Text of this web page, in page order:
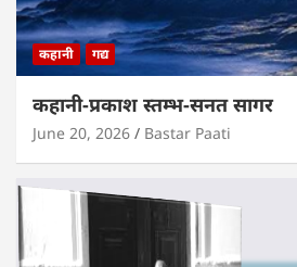
कहानी गद्य
कहानी-प्रकाश स्तम्भ-सनत सागर
June 20, 2026 Bastar Paati